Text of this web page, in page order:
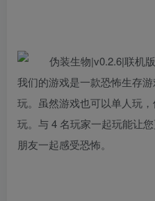
我们的游戏是一款恐怖生存
玩。虽然游戏也可以单人玩
玩。与 4 名玩家一起玩能让
朋友一起感受恐怖。